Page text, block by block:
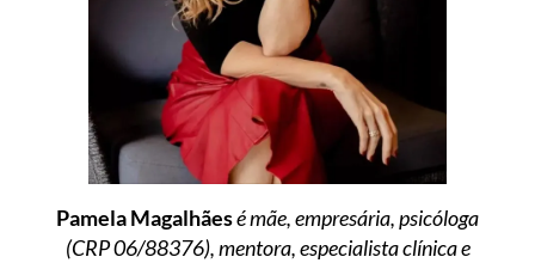
Pamela Magalhãesé mãe, empresária, psicóloga
(CRP 06/88376), mentora, especialista clínica e